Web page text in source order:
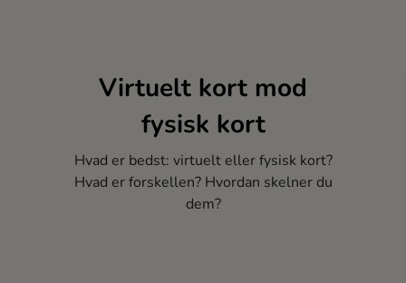
Virtuelt kort mod
fysisk kort
Hvad er bedst: virtuelt eller fysisk kort?
Hvad er forskellen? Hvordan skelner du
dem?